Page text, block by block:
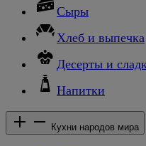
Сыры
Хлеб и выпечка
Десерты и
Напитки
Кухни народов мира